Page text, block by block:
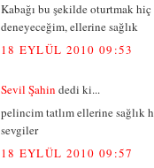
Kabağı bu şekilde oturtmak
deneyeceğim, ellerine sağlık
18 EYLÜL 2010 09:53
Sevil Şahin dedi ki...
pelincim tatlım ellerine sağlık
sevgiler
18 EYLÜL 2010 09:57